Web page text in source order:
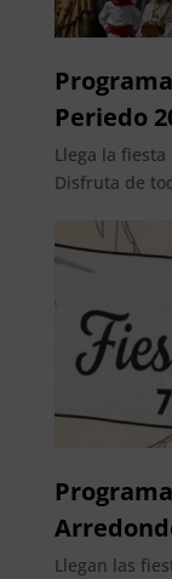
Periedo
Llega la fiesta
Disfruta de
Llegan las